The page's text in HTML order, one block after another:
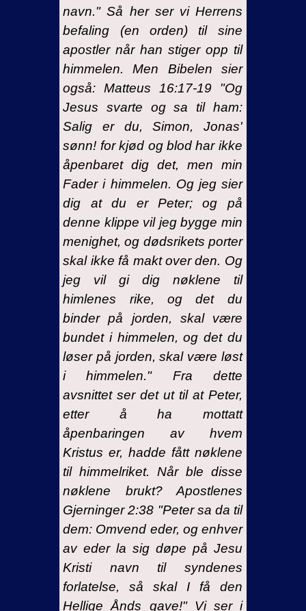
navn." Så her ser vi Herrens
befaling (en orden) til sine
apostler når han stiger opp til
himmelen. Men Bibelen sier
også: Matteus 16:17-19 "Og
Jesus svarte og sa til ham:
Salig er du, Simon, Jonas'
sønn! for kjød og blod har ikke
åpenbaret dig det, men min
Fader i himmelen. Og jeg sier
dig at du er Peter; og på
denne klippe vil jeg bygge min
menighet, og dødsrikets porter
skal ikke få makt over den. Og
jeg vil gi dig nøklene til
himlenes rike, og det du
binder på jorden, skal være
bundet i himmelen, og det du
løser på jorden, skal være løst
i himmelen." Fra dette
avsnittet ser det ut til at Peter,
etter å ha mottatt
åpenbaringen av hvem
Kristus er, hadde fått nøklene
til himmelriket. Når ble disse
nøklene brukt? Apostlenes
Gjerninger 2:38 "Peter sa da til
dem: Omvend eder, og enhver
av eder la sig døpe på Jesu
Kristi navn til syndenes
forlatelse, så skal I få den
Hellige Ånds gave!" Vi ser i